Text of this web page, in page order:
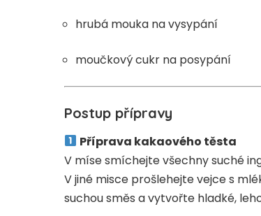
hrubá mouka na vysypání
moučkový cukr na posypání
Postup přípravy
Příprava kakaového těsta
V míse smíchejte všechny suché
V jiné misce prošlehejte vejce s
suchou směs a vytvořte hladké,